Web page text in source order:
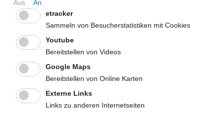
Krankheiten und deren Behandlung mit Arzneimitteln
sowie als Bestellplattform für Arzneimittel immer mehr
Bedeutung. Doch Vorsicht, nicht alle Informationen und
Arzneimittelangebote sind seriös und können so zur
ernsthaften gesundheitlichen Gefahr werden. Worauf sollte
Bestellung von Arzneimitteln im illegalen Internethandel
und woran kann man erkennen, ob es sich um einen
legalen Anbieter handelt?
etracker
Sammeln von Besucherstatistiken mit Cookies
Youtube
Bereitstellen von Videos
Google Maps
Bereitstellen von Online Karten
Externe Links
Links zu anderen Internetseiten